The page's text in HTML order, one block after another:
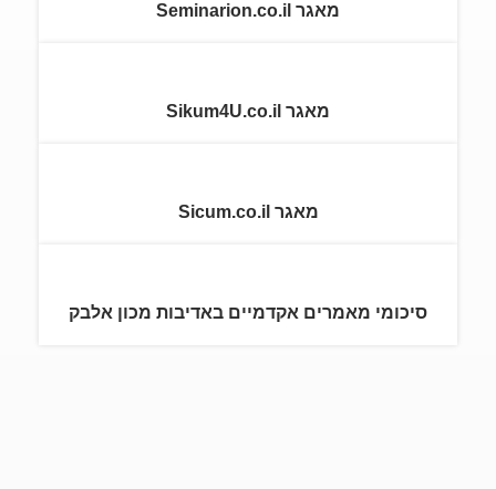
מאגר Seminarion.co.il
מאגר Sikum4U.co.il
מאגר Sicum.co.il
סיכומי מאמרים אקדמיים באדיבות מכון אלבק